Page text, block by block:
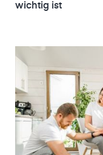
wichtig ist